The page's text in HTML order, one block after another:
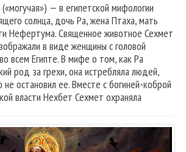
— в египетской мифологии
солнца, дочь Ра, жена Птаха, мать
Нефертума. Священное животное Сехмет
в виде женщины с головой
всем Египте. В мифе о том, как Ра
род за грехи, она истребляла людей,
не остановил ее. Вместе с богиней-коброй
власти Нехбет Сехмет охраняла